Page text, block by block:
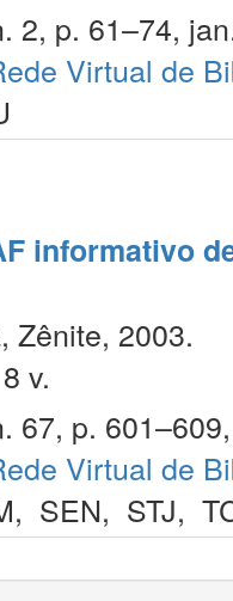
2, p. 61–74,
Virtual de
informativo
Zênite, 2003.
v.
67, p.
Virtual de
, SEN, STJ,